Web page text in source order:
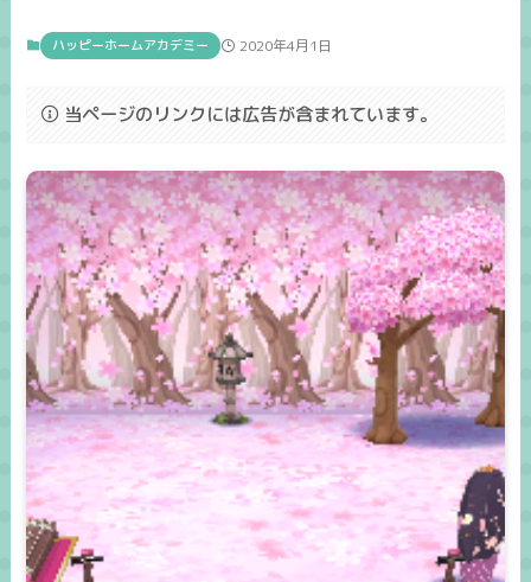
ハッピーホームアカデミー 2020年4月1日
当ページのリンクには広告が含まれています。